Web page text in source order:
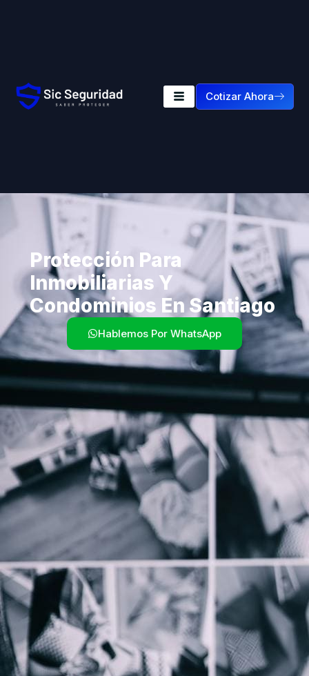
Cotizar Ahora
Protección Para
Inmobiliarias Y
Condominios En Santiago
Hablemos Por WhatsApp